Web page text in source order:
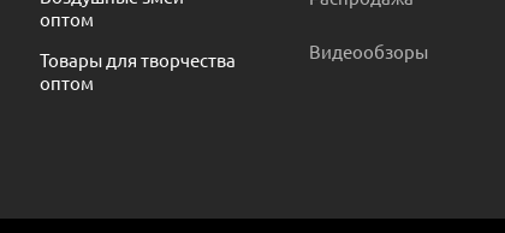
оптом
Товары для творчества
оптом
Видеообзоры